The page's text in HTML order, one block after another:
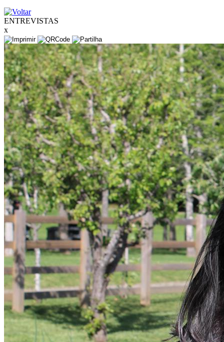
ENTREVISTAS
x